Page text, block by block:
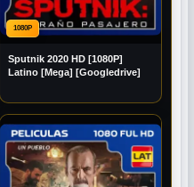
1080P
Sputnik 2020 HD [1080P]
Latino [Mega] [Googledrive]